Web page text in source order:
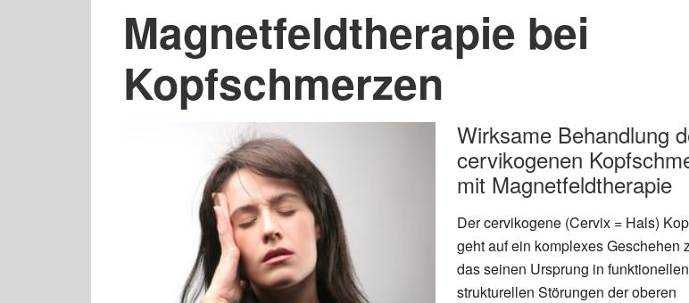
Magnetfeldtherapie bei
Kopfschmerzen
Wirksame Behandlung
cervikogenen
mit Magnetfeldtherapie
Der cervikogene (Cervix = Hals)
geht auf ein komplexes Geschehen
das seinen Ursprung in
strukturellen Störungen der oberen